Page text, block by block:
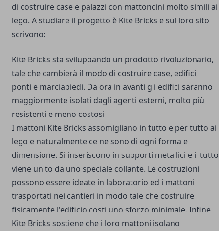
di costruire case e palazzi con mattoncini molto simili ai
lego. A studiare il progetto è Kite Bricks e sul loro sito
scrivono:
Kite Bricks sta sviluppando un prodotto rivoluzionario,
tale che cambierà il modo di costruire case, edifici,
ponti e marciapiedi. Da ora in avanti gli edifici saranno
maggiormente isolati dagli agenti esterni, molto più
resistenti e meno costosi
I mattoni Kite Bricks assomigliano in tutto e per tutto ai
lego e naturalmente ce ne sono di ogni forma e
dimensione. Si inseriscono in supporti metallici e il tutto
viene unito da uno speciale collante. Le costruzioni
possono essere ideate in laboratorio ed i mattoni
trasportati nei cantieri in modo tale che costruire
fisicamente l'edificio costi uno sforzo minimale. Infine
Kite Bricks sostiene che i loro mattoni isolano